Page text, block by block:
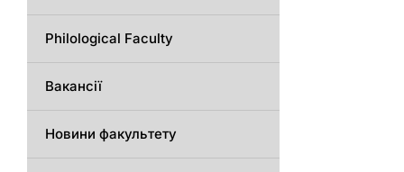
Philological Faculty
Вакансії
Новини факультету